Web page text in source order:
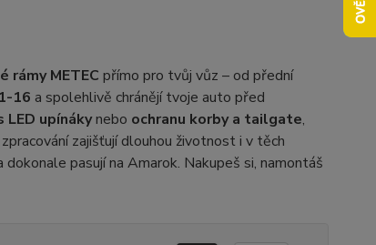
rámy METEC přímo pro tvůj vůz – od přední
16 a spolehlivě chránějí tvoje auto před
LED upínákynebo ochranu korby a tailgate,
zajišťují dlouhou životnost i v těch
pasují na Amarok. Nakupeš si, namontáš